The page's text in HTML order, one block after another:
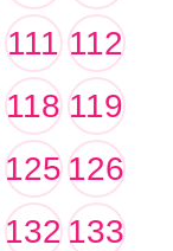
111 112
118 119
125126
132133